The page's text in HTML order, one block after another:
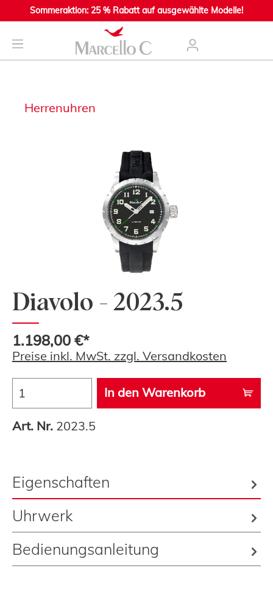
springen
Sommeraktion: 25 % Rabatt auf ausgewählte Modelle!
Herrenuhren
Diavolo - 2023.5
1.198,00 €*
Preise inkl. MwSt. zzgl. Versandkosten
In den Warenkorb
Art. Nr. 2023.5
Eigenschaften
Uhrwerk
Bedienungsanleitung